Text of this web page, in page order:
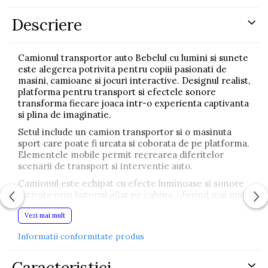
Descriere
Camionul transportor auto Bebelul cu lumini si sunete
este alegerea potrivita pentru copiii pasionati de
masini, camioane si jocuri interactive. Designul realist,
platforma pentru transport si efectele sonore
transforma fiecare joaca intr-o experienta captivanta
si plina de imaginatie.
Setul include un camion transportor si o masinuta
sport care poate fi urcata si coborata de pe platforma.
Elementele mobile permit recrearea diferitelor
scenarii de transport si interventie auto.
Camionul este echipat cu efecte luminoase si sonore
activate prin butonul aflat pe cabina, oferind mai mult
realism si distractie in timpul jocului.
Constructia rezistenta si dimensiunea potrivita
permit utilizarea atat in interior, cat si in exterior.
Vezi mai mult
Informatii conformitate produs